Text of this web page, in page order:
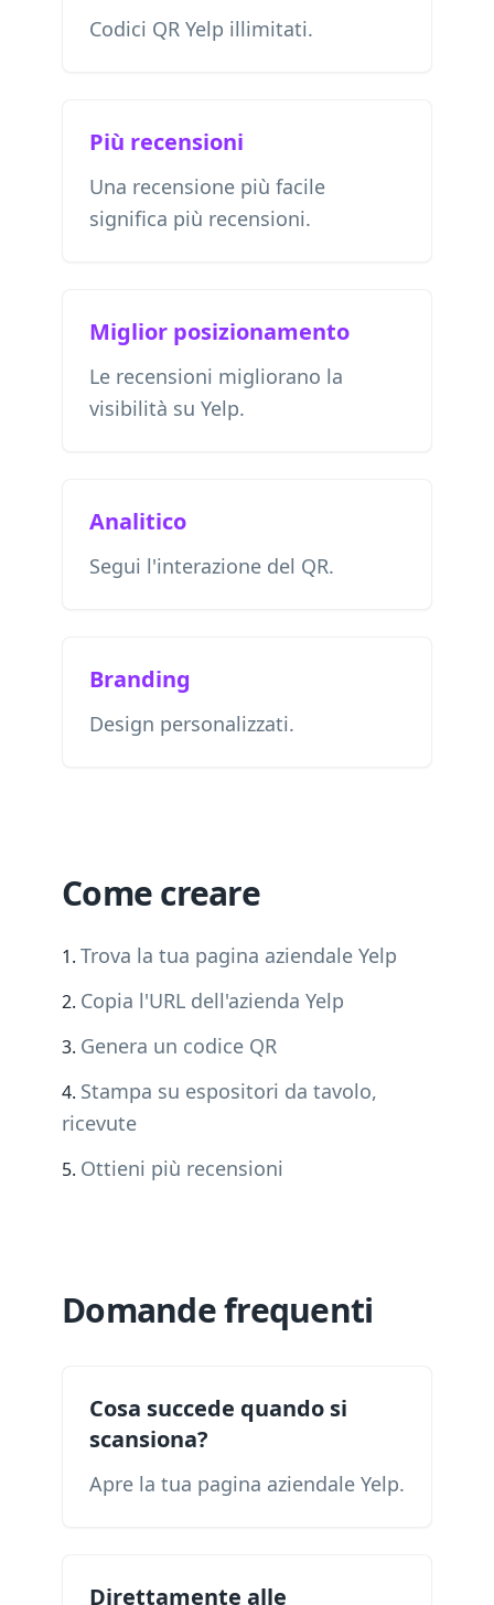
Codici QR Yelp illimitati.
Più recensioni
Una recensione più facile
significa più recensioni.
Miglior posizionamento
Le recensioni migliorano la
visibilità su Yelp.
Analitico
Segui l'interazione del QR.
Branding
Design personalizzati.
Come creare
Trova la tua pagina aziendale Yelp
Copia l'URL dell'azienda Yelp
Genera un codice QR
Stampa su espositori da tavolo,
ricevute
Ottieni più recensioni
Domande frequenti
Cosa succede quando si
scansiona?
Apre la tua pagina aziendale Yelp.
Direttamente alle